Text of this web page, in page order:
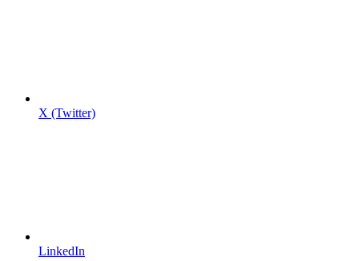
X (Twitter)
LinkedIn